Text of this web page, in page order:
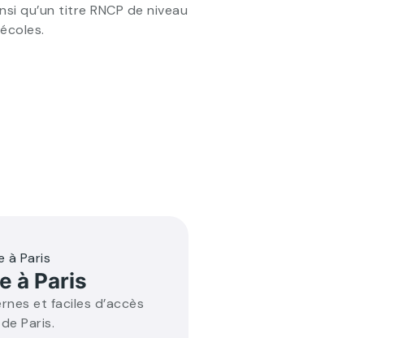
qu’un titre RNCP de niveau
à Paris
et faciles d’accès
Paris.